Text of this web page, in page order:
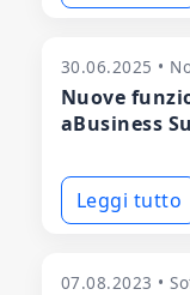
30.06.2025 •
Nuove
aBusiness
Leggi tutto
07.08.2023 •